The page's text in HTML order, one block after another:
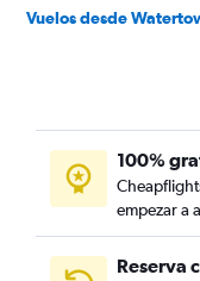
Vuelos desde
100%
empezar a
Reserva